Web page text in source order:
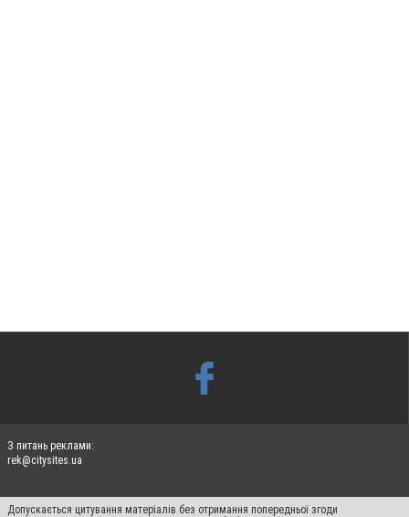
З питань реклами:
rek@citysites.ua
Допускається цитування матеріалів без отримання попередньої згоди